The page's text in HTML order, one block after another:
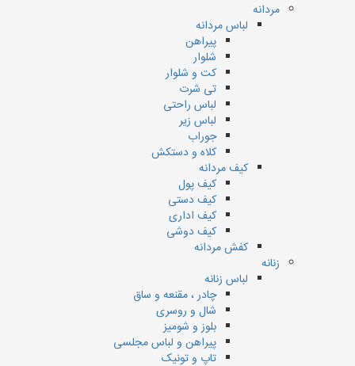
مردانه
لباس مردانه
پیراهن
شلوار
کت و شلوار
تی شرت
لباس راحتی
لباس زیر
جوراب
کلاه و دستکش
کیف مردانه
کیف پول
کیف دستی
کیف اداری
کیف دوشی
کفش مردانه
زنانه
لباس زنانه
چادر ، مقنعه و ساق
شال و روسری
بلوز و شومیز
پیراهن و لباس مجلسی
تاپ و تونیک